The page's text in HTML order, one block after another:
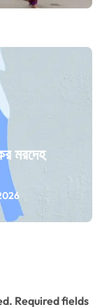
মরদেহ
Required fields